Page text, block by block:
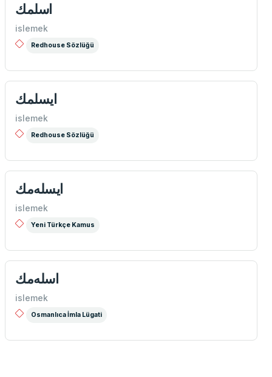
اسلمك
islemek
Redhouse Sözlüğü
ایسلمك
islemek
Redhouse Sözlüğü
ايسله‌مك
islemek
Yeni Türkçe Kamus
اسله‌مك
islemek
Osmanlıca İmla Lügati